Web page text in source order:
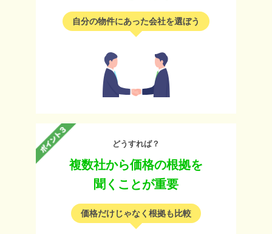
自分の物件にあった会社を選ぼう
どうすれば？
複数社から価格の根拠を
聞くことが重要
価格だけじゃなく根拠も比較